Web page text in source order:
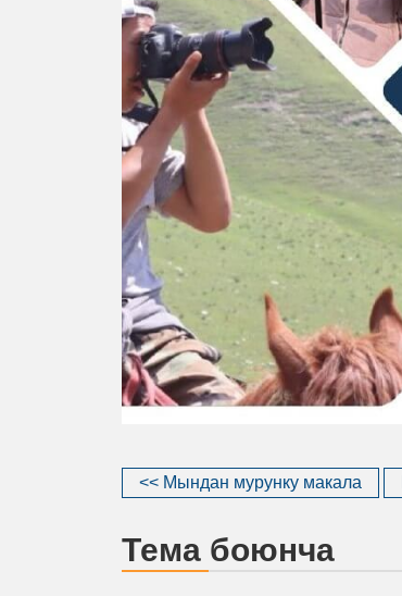
<< Мындан мурунку макала
Тема боюнча